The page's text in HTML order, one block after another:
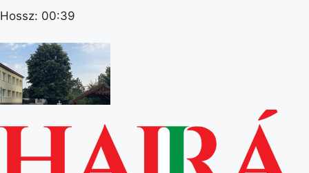
Hossz: 00:39